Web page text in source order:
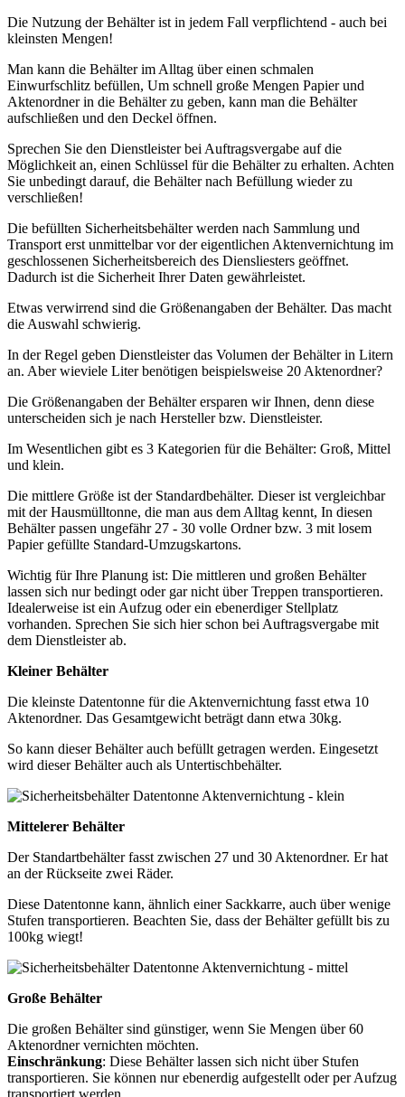
Die Nutzung der Behälter ist in jedem Fall verpflichtend - auch bei
kleinsten Mengen!
Man kann die Behälter im Alltag über einen schmalen
Einwurfschlitz befüllen, Um schnell große Mengen Papier und
Aktenordner in die Behälter zu geben, kann man die Behälter
aufschließen und den Deckel öffnen.
Sprechen Sie den Dienstleister bei Auftragsvergabe auf die
Möglichkeit an, einen Schlüssel für die Behälter zu erhalten. Achten
Sie unbedingt darauf, die Behälter nach Befüllung wieder zu
verschließen!
Die befüllten Sicherheitsbehälter werden nach Sammlung und
Transport erst unmittelbar vor der eigentlichen Aktenvernichtung im
geschlossenen Sicherheitsbereich des Diensliesters geöffnet.
Dadurch ist die Sicherheit Ihrer Daten gewährleistet.
Etwas verwirrend sind die Größenangaben der Behälter. Das macht
die Auswahl schwierig.
In der Regel geben Dienstleister das Volumen der Behälter in Litern
an. Aber wieviele Liter benötigen beispielsweise 20 Aktenordner?
Die Größenangaben der Behälter ersparen wir Ihnen, denn diese
unterscheiden sich je nach Hersteller bzw. Dienstleister.
Im Wesentlichen gibt es 3 Kategorien für die Behälter: Groß, Mittel
und klein.
Die mittlere Größe ist der Standardbehälter. Dieser ist vergleichbar
mit der Hausmülltonne, die man aus dem Alltag kennt, In diesen
Behälter passen ungefähr 27 - 30 volle Ordner bzw. 3 mit losem
Papier gefüllte Standard-Umzugskartons.
Wichtig für Ihre Planung ist: Die mittleren und großen Behälter
lassen sich nur bedingt oder gar nicht über Treppen transportieren.
Idealerweise ist ein Aufzug oder ein ebenerdiger Stellplatz
vorhanden. Sprechen Sie sich hier schon bei Auftragsvergabe mit
dem Dienstleister ab.
Kleiner Behälter
Die kleinste Datentonne für die Aktenvernichtung fasst etwa 10
Aktenordner. Das Gesamtgewicht beträgt dann etwa 30kg.
So kann dieser Behälter auch befüllt getragen werden. Eingesetzt
wird dieser Behälter auch als Untertischbehälter.
Mittelerer Behälter
Der Standartbehälter fasst zwischen 27 und 30 Aktenordner. Er hat
an der Rückseite zwei Räder.
Diese Datentonne kann, ähnlich einer Sackkarre, auch über wenige
Stufen transportieren. Beachten Sie, dass der Behälter gefüllt bis zu
100kg wiegt!
Große Behälter
Die großen Behälter sind günstiger, wenn Sie Mengen über 60
Aktenordner vernichten möchten.
Einschränkung: Diese Behälter lassen sich nicht über Stufen
transportieren. Sie können nur ebenerdig aufgestellt oder per Aufzug
transportiert werden.